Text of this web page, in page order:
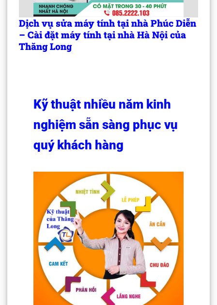
Dịch vụ sửa máy tính tại nhà Phúc Diễn
– Cài đặt máy tính tại nhà Hà Nội của
Thăng Long
Kỹ thuật nhiều năm kinh
nghiệm sẵn sàng phục vụ
quý khách hàng